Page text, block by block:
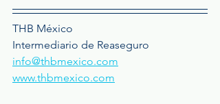
THB México
Intermediario de Reaseguro
info@thbmexico.com
www.thbmexico.com